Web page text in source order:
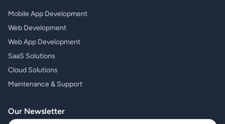
Mobile App Development
Web Development
Web App Development
SaaS Solutions
Cloud Solutions
Maintenance & Support
Our Newsletter